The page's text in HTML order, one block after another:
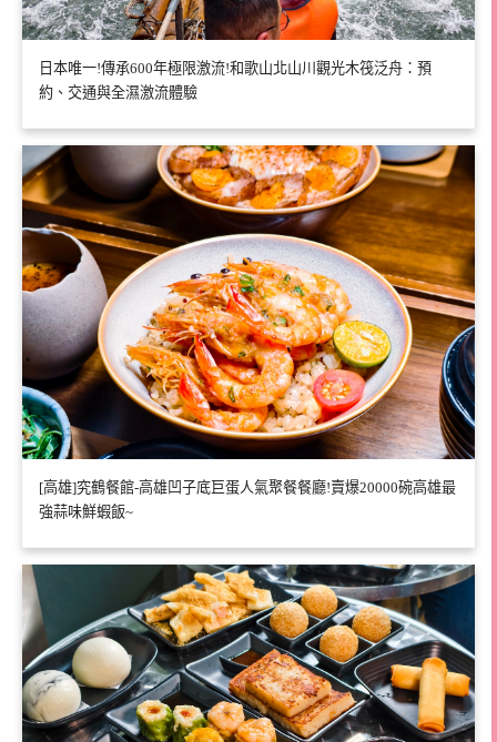
日本唯一!傳承600年極限激流!和歌山北山川觀光木筏泛舟：預
約、交通與全濕激流體驗
[高雄]究鶴餐館-高雄凹子底巨蛋人氣聚餐餐廳!賣爆20000碗高雄最
強蒜味鮮蝦飯~